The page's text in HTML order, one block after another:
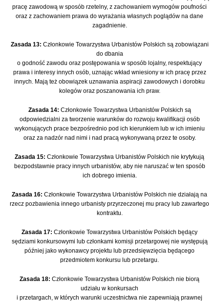
pracę zawodową w sposób rzetelny, z zachowaniem wymogów poufności
oraz z zachowaniem prawa do wyrażania własnych poglądów na dane
zagadnienie.
Zasada 13: Członkowie Towarzystwa Urbanistów Polskich są zobowiązani
do dbania
o godność zawodu oraz postępowania w sposób lojalny, respektujący
prawa i interesy innych osób, uznając wkład wniesiony w ich pracę przez
innych. Mają też obowiązek uznawania aspiracji zawodowych i dorobku
kolegów oraz poszanowania ich praw.
Zasada 14: Członkowie Towarzystwa Urbanistów Polskich są
odpowiedzialni za tworzenie warunków do rozwoju kwalifikacji osób
wykonujących prace bezpośrednio pod ich kierunkiem lub w ich imieniu
oraz za nadzór nad nimi i nad pracą wykonywaną przez te osoby.
Zasada 15: Członkowie Towarzystwa Urbanistów Polskich nie krytykują
bezpodstawnie pracy innych urbanistów, aby nie naruszać w ten sposób
ich dobrego imienia.
Zasada 16: Członkowie Towarzystwa Urbanistów Polskich nie działają na
rzecz pozbawienia innego urbanisty przyrzeczonej mu pracy lub zawartego
kontraktu.
Zasada 17: Członkowie Towarzystwa Urbanistów Polskich będący
sędziami konkursowymi lub członkami komisji przetargowej nie występują
później jako wykonawcy projektu lub przedsięwzięcia będącego
przedmiotem konkursu lub przetargu.
Zasada 18: Członkowie Towarzystwa Urbanistów Polskich nie biorą
udziału w konkursach
i przetargach, w których warunki uczestnictwa nie zapewniają prawnej